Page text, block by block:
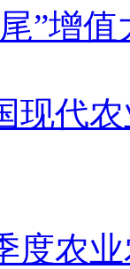
”增值
现代
度农